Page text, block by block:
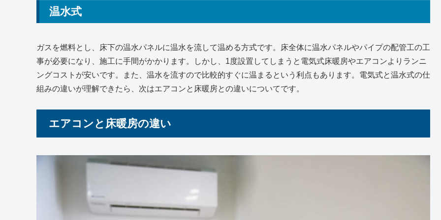
温水式
ガスを燃料とし、床下の温水パネルに温水を流して温める方式です。床全体に温水パネルやパイプの配管工の工
事が必要になり、施工に手間がかかります。しかし、1度設置してしまうと電気式床暖房やエアコンよりランニ
ングコストが安いです。また、温水を流すので比較的すぐに温まるという利点もあります。電気式と温水式の仕
組みの違いが理解できたら、次はエアコンと床暖房との違いについてです。
エアコンと床暖房の違い